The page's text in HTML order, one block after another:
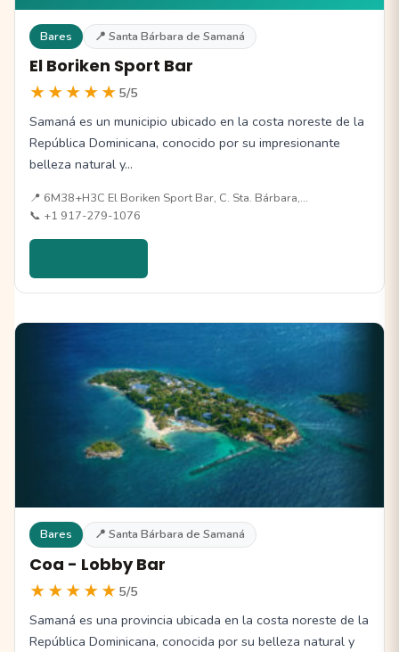
Bares 📍 Santa Bárbara de Samaná
El Boriken Sport Bar
★★★★★ 5/5
Samaná es un municipio ubicado en la costa noreste de la
República Dominicana, conocido por su impresionante
belleza natural y…
📍 6M38+H3C El Boriken Sport Bar, C. Sta. Bárbara,…
📞 +1 917-279-1076
Bares 📍 Santa Bárbara de Samaná
Coa - Lobby Bar
★★★★★ 5/5
Samaná es una provincia ubicada en la costa noreste de la
República Dominicana, conocida por su belleza natural y